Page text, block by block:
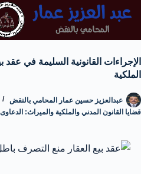
الإجراءات القانونية السليمة في
الملكية
عبدالعزيز حسين عمار المحامي بالنقض
قضايا القانون المدني والملكية والميراث: